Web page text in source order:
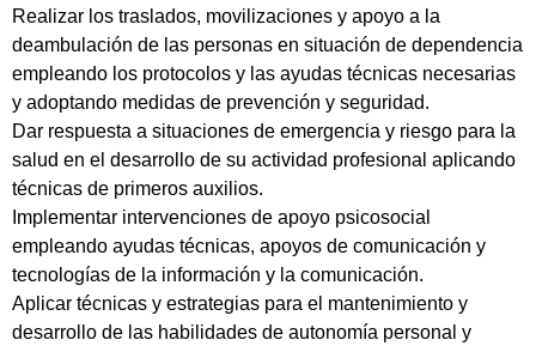
Realizar los traslados, movilizaciones y apoyo a la
deambulación de las personas en situación de dependencia
empleando los protocolos y las ayudas técnicas necesarias
y adoptando medidas de prevención y seguridad.
Dar respuesta a situaciones de emergencia y riesgo para la
salud en el desarrollo de su actividad profesional aplicando
técnicas de primeros auxilios.
Implementar intervenciones de apoyo psicosocial
empleando ayudas técnicas, apoyos de comunicación y
tecnologías de la información y la comunicación.
Aplicar técnicas y estrategias para el mantenimiento y
desarrollo de las habilidades de autonomía personal y